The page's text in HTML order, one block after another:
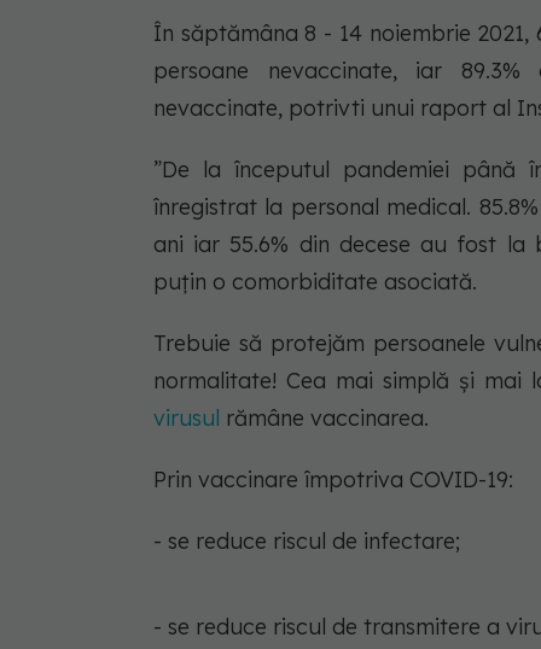
În săptămâna 8 - 14 noiembrie
persoane nevaccinate, iar
nevaccinate, potrivti unui raport al
”De la începutul pandemiei
înregistrat la personal medical.
ani iar 55.6% din decese au fost la
puțin o comorbiditate asociată.
Trebuie să protejăm persoanele
normalitate! Cea mai simplă și mai
virusul rămâne vaccinarea.
Prin vaccinare împotriva COVID-19:
- se reduce riscul de infectare;
- se reduce riscul de transmitere a